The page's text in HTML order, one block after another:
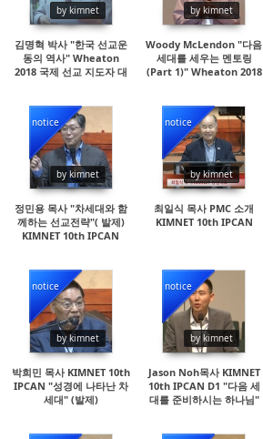
by kimnet
김명혁 박사 "한국 선교운
동의 역사" Wheaton
2018 국제 선교 지도자 대
by kimnet
Woody McLendon "다음
세대를 세우는 멘토링
(Part 1)" Wheaton 2018
notice
by kimnet
15798
정민용 목사 "차세대와 함
께하는 선교전략"( 발제)
KIMNET 10th IPCAN
notice
by kimnet
37364
최일식 목사 PMC 소개
KIMNET 10th IPCAN
notice
by kimnet
14857
박희민 목사 KIMNET 10th
IPCAN "성경에 나타난 차
세대" (발제)
notice
by kimnet
16931
Jason Noh목사 KIMNET
10th IPCAN D1 "다음 세
대를 준비하시는 하나님"